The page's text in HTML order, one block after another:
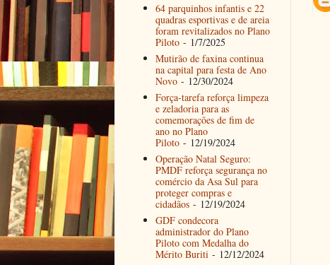
64 parquinhos infantis e 22
quadras esportivas e de areia
foram revitalizados no Plano
Piloto- 1/7/2025
Mutirão de faxina continua
na capital para festa de Ano
Novo- 12/30/2024
Força-tarefa reforça limpeza
e zeladoria para as
comemorações de fim de
ano no Plano
Piloto- 12/19/2024
Operação Natal Seguro:
PMDF reforça segurança no
comércio da Asa Sul para
proteger compras e
cidadãos- 12/19/2024
GDF condecora
administrador do Plano
Piloto com Medalha do
Mérito Buriti - 12/12/2024